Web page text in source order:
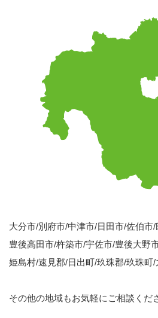
大分市/別府市/中津市/日田市/佐伯市
豊後高田市/杵築市/宇佐市/豊後大野
姫島村/速見郡/日出町/玖珠郡/玖珠町/
その他の地域もお気軽にご相談くだ